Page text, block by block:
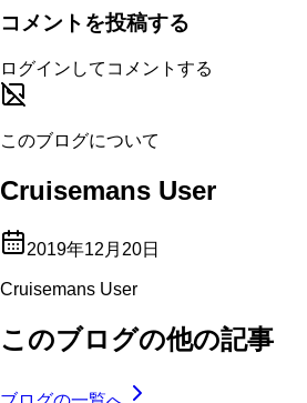
コメントを投稿する
ログインしてコメントする
このブログについて
Cruisemans User
2019年12月20日
Cruisemans User
このブログの他の記事